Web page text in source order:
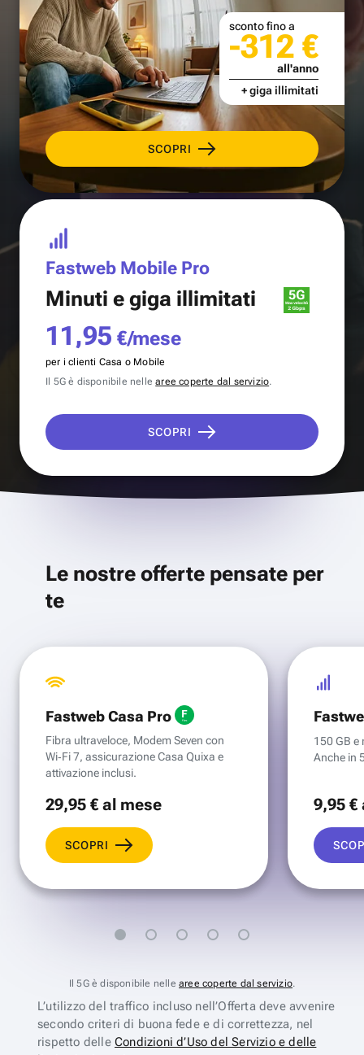
SCOPRI
sconto fino a
-312 €
all'anno
+ giga illimitati
Fastweb Mobile Pro
Minuti e giga illimitati
11,95 €/mese
per i clienti Casa o Mobile
Il 5G è disponibile nellearee coperte dal servizio.
SCOPRI
Le nostre offerte pensate per
te
Fastweb Casa Pro
Fibra ultraveloce, Modem Seven con
Wi‑Fi 7, assicurazione Casa Quixa e
attivazione inclusi.
29,95 €al mese
SCOPRI
150 GB e
Anche in
9,95 €
Il 5G è disponibile nelle aree coperte dal servizio.
L’utilizzo del traffico incluso nell’Offerta deve avvenire
secondo criteri di buona fede e di correttezza, nel
rispetto delle Condizioni d’Uso del Servizio e delle